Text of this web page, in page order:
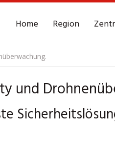
Home Region
und